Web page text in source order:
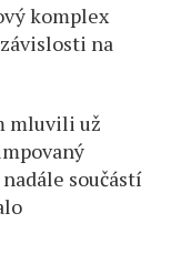
komplex
na
mluvili už
součástí